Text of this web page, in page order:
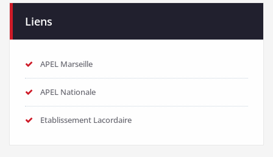
Liens
APEL Marseille
APEL Nationale
Etablissement Lacordaire